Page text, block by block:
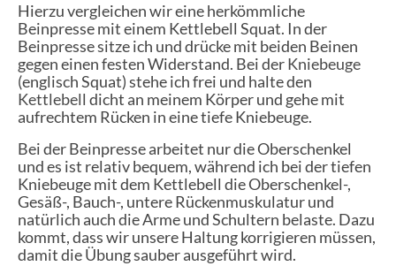
Hierzu vergleichen wir eine herkömmliche
Beinpresse mit einem Kettlebell Squat. In der
Beinpresse sitze ich und drücke mit beiden Beinen
gegen einen festen Widerstand. Bei derKniebeuge
(englisch Squat) stehe ich frei und halte den
Kettlebell dicht an meinem Körper und gehe mit
aufrechtem Rücken in eine tiefe Kniebeuge.
Bei der Beinpresse arbeitet nur die Oberschenkel
und es ist relativ bequem, während ich bei der tiefen
Kniebeuge mit dem Kettlebell die Oberschenkel-,
Gesäß-, Bauch-, untere Rückenmuskulatur und
natürlich auch die Arme und Schultern belaste. Dazu
kommt, dass wir unsere Haltung korrigieren müssen,
damit die Übung sauber ausgeführt wird.